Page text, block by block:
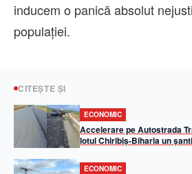
inducem o panică absolut
populaţiei.
CITEȘTE ȘI
ECONOMIC
Accelerare pe Autostrada
lotul Chiribiș-Biharia un
ECONOMIC